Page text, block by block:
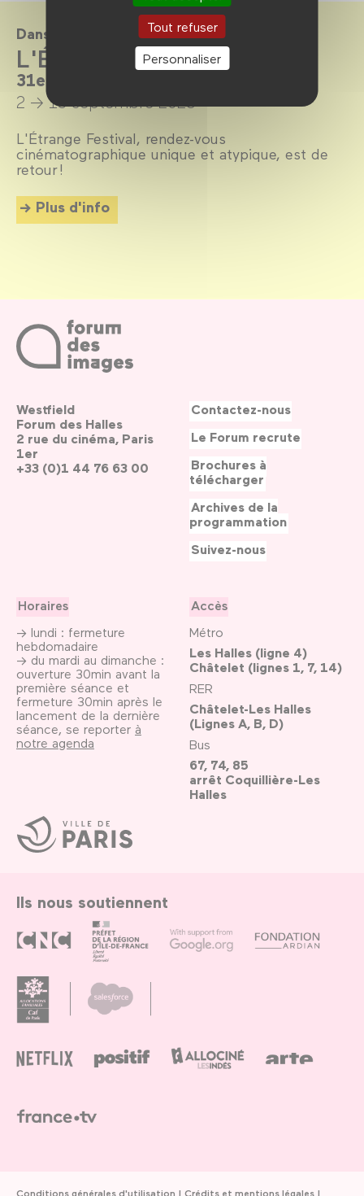
Tout refuser
Personnaliser
Dans le cadre de
L'Étrange Festival 2025
31e édition
2 → 13 septembre 2025
L'Étrange Festival, rendez-vous
cinématographique unique et atypique, est de
retour !
Plus d'info
Ville
de
Paris
Westfield
Forum des Halles
2 rue du cinéma, Paris
1er
+33 (0)1 44 76 63 00
Horaires
→ lundi : fermeture
hebdomadaire
→ du mardi au dimanche :
ouverture 30min avant la
première séance et
fermeture 30min après le
lancement de la dernière
séance, se reporter à
notre agenda
Accès
Métro
Les Halles (ligne 4)
Châtelet (lignes 1, 7, 14)
RER
Châtelet-Les Halles
(Lignes A, B, D)
Bus
67, 74, 85
arrêt Coquillière-Les
Halles
Contactez-nous
Le Forum recrute
Brochures à
télécharger
Archives de la
programmation
Suivez-nous
Ils nous soutiennent
Conditions générales d'utilisation Crédits et mentions légales